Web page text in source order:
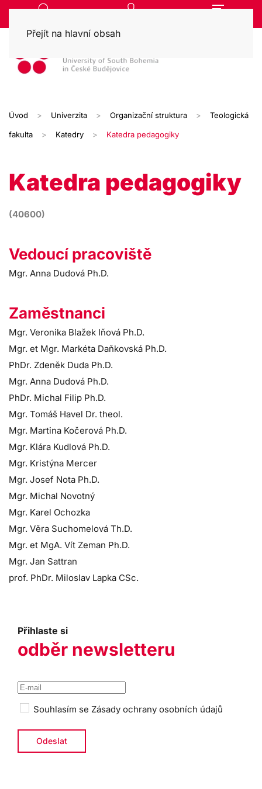
Přejít na hlavní obsah
Úvod Univerzita Organizační struktura Teologická
fakulta Katedry Katedra pedagogiky
Katedra pedagogiky
(40600)
Vedoucí pracoviště
Mgr. Anna Dudová Ph.D.
Zaměstnanci
Mgr. Veronika Blažek Iňová Ph.D.
Mgr. et Mgr. Markéta Daňkovská Ph.D.
PhDr. Zdeněk Duda Ph.D.
Mgr. Anna Dudová Ph.D.
PhDr. Michal Filip Ph.D.
Mgr. Tomáš Havel Dr. theol.
Mgr. Martina Kočerová Ph.D.
Mgr. Klára Kudlová Ph.D.
Mgr. Kristýna Mercer
Mgr. Josef Nota Ph.D.
Mgr. Michal Novotný
Mgr. Karel Ochozka
Mgr. Věra Suchomelová Th.D.
Mgr. et MgA. Vít Zeman Ph.D.
Mgr. Jan Sattran
prof. PhDr. Miloslav Lapka CSc.
Přihlaste si
odběr newsletteru
Souhlasím se Zásady ochrany osobních údajů